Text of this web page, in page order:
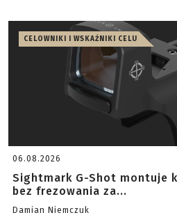
CELOWNIKI I WSKAŹNIKI CELU
06.08.2026
Sightmark G-Shot montuje
bez frezowania za...
Damian Niemczuk